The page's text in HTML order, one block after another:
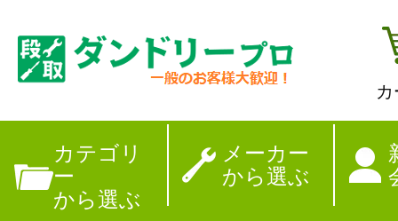
カテゴリ
ー
から選ぶ
メーカー
から選ぶ
【夏季休暇のお